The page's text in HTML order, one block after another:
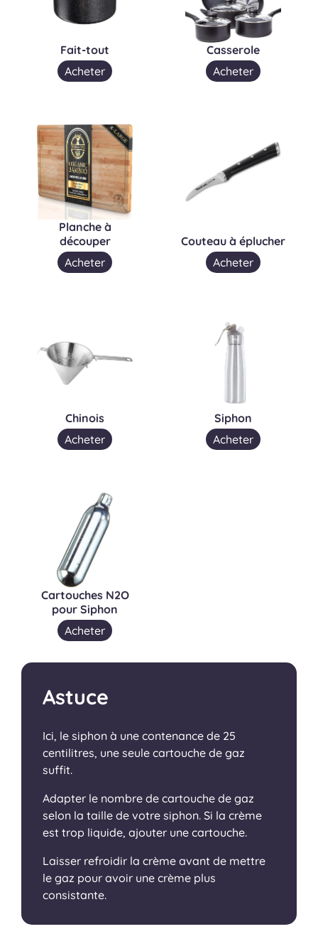
Fait-tout
Acheter
Casserole
Acheter
Planche à
découper
Acheter
Couteau à éplucher
Acheter
Chinois
Acheter
Siphon
Acheter
Cartouches N2O
pour Siphon
Acheter
Astuce
Ici, le siphon à une contenance de 25
centilitres, une seule cartouche de gaz
suffit.
Adapter le nombre de cartouche de gaz
selon la taille de votre siphon. Si la crème
est trop liquide, ajouter une cartouche.
Laisser refroidir la crème avant de mettre
le gaz pour avoir une crème plus
consistante.